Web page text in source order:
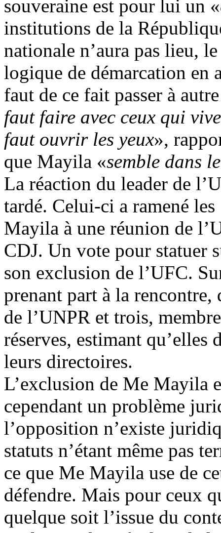
souveraine est pour lui un «
institutions de la
nationale n’aura pas lieu,
logique de démarcation
faut de ce fait passer à
faut faire avec ceux qui
faut ouvrir les yeux»,
que Mayila «semble dans
La réaction du leader de
tardé. Celui-ci a ramené les
Mayila à une réunion de
CDJ. Un vote pour statuer
son exclusion de l’UFC.
prenant part à la
de l’UNPR et trois,
réserves, estimant qu’elles
leurs directoires.
L’exclusion de Me Mayila
cependant un problème
l’opposition n’existe
statuts n’étant même pas
ce que Me Mayila use de
défendre. Mais pour ceux
quelque soit l’issue du